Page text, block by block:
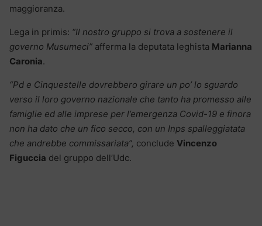
maggioranza.
Lega in primis: “Il nostro gruppo si trova a sostenere il
governo Musumeci” afferma la deputata leghista Marianna
Caronia.
“Pd e Cinquestelle dovrebbero girare un po’ lo sguardo
verso il loro governo nazionale che tanto ha promesso alle
famiglie ed alle imprese per l’emergenza Covid-19 e finora
non ha dato che un fico secco, con un Inps spalleggiatata
che andrebbe commissariata”, conclude Vincenzo
Figuccia del gruppo dell’Udc.